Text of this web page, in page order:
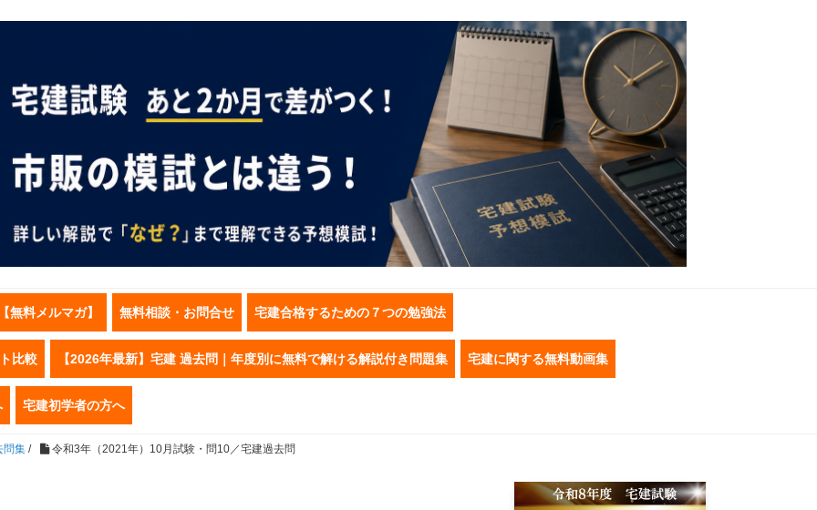
無料メルマガ】 無料相談・お問合せ 宅建合格するための７つの勉強法
比較 【2026年最新】宅建 過去問｜年度別に無料で解ける解説付き問題集 宅建に関する無料動画集
宅建初学者の方へ
問集 / 令和3年（2021年）10月試験・問10／宅建過去問